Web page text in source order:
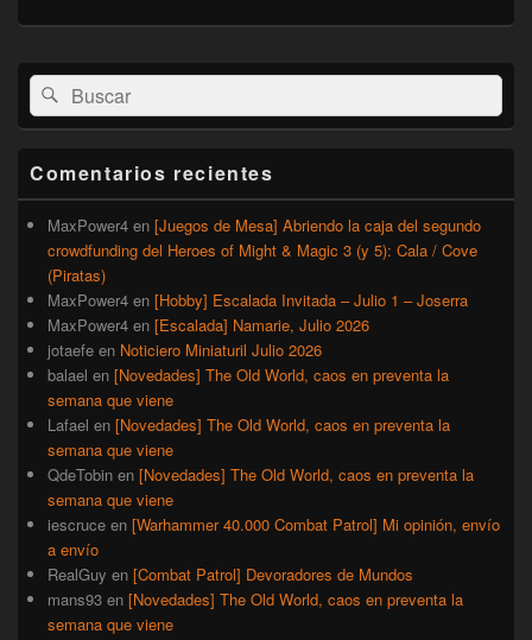
área
de
widget
lateral
primaria
Buscar
por:
Buscar
Comentarios recientes
MaxPower4 en [Juegos de Mesa] Abriendo la caja del segundo
crowdfunding del Heroes of Might & Magic 3 (y 5): Cala / Cove
(Piratas)
MaxPower4 en [Hobby] Escalada Invitada – Julio 1 – Joserra
MaxPower4 en [Escalada] Namarie, Julio 2026
jotaefe en Noticiero Miniaturil Julio 2026
balael en [Novedades] The Old World, caos en preventa la
semana que viene
Lafael en [Novedades] The Old World, caos en preventa la
semana que viene
QdeTobin en [Novedades] The Old World, caos en preventa la
semana que viene
iescruce en [Warhammer 40.000 Combat Patrol] Mi opinión, envío
a envío
RealGuy en [Combat Patrol] Devoradores de Mundos
mans93 en [Novedades] The Old World, caos en preventa la
semana que viene